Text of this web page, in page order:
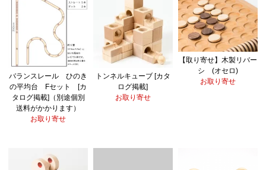
バランスレール ひのき
の平均台 Fセット [カ
タログ掲載]（別途個別
送料がかかります）
お取り寄せ
トンネルキューブ [カタ
ログ掲載]
お取り寄せ
【取り寄せ】木製リバー
シ (オセロ)
お取り寄せ